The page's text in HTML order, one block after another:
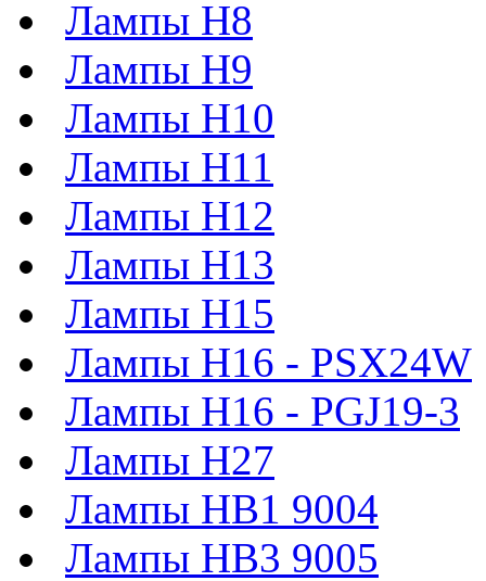
Лампы H8
Лампы H9
Лампы H10
Лампы H11
Лампы H12
Лампы H13
Лампы H15
Лампы H16 - PSX24W
Лампы H16 - PGJ19-3
Лампы H27
Лампы HB1 9004
Лампы HB3 9005